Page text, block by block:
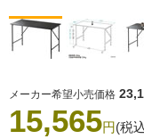
メーカー希望小売価格
15,565円(税